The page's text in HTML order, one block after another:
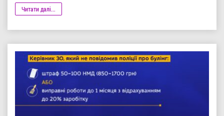
Читати далі...